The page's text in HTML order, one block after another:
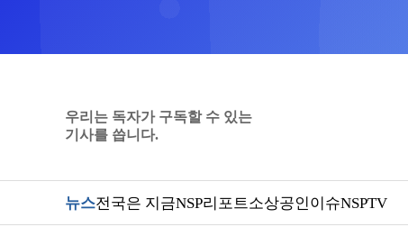
우리는 독자가 구독할 수 있는
기사를 씁니다.
뉴스전국은 지금NSP리포트소상공인이슈NSPTV